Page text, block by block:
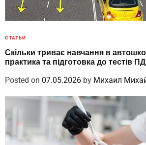
СТАТЬИ
Скільки триває навчання в
практика та підготовка до тестів
Posted on 07.05.2026 by Михаил